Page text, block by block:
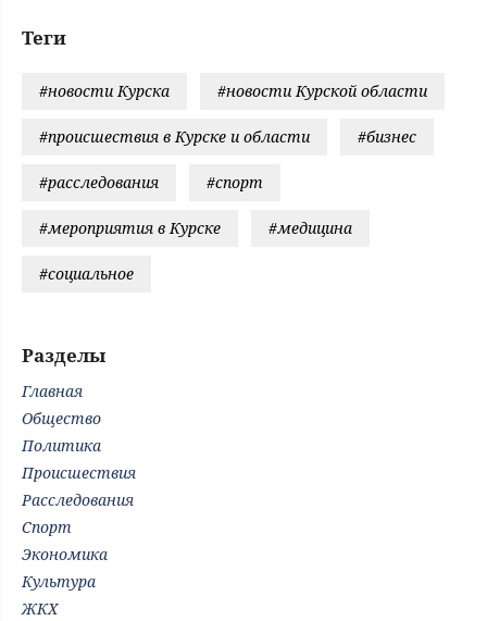
Теги
#новости Курска #новости Курской области
#происшествия в Курске и области #бизнес
#расследования #спорт
#мероприятия в Курске #медицина
#социальное
Разделы
Главная
Общество
Политика
Происшествия
Расследования
Спорт
Экономика
Культура
ЖКХ